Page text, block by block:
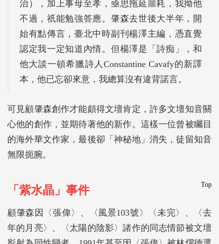
治），加上事母至孝，亟思拖延噩耗，我拗他
不過，祇能勉強答應。肇森去世後大半年，開
始有點傳言，臺北中時副刊楊澤主編，憑直覺
認定我一定知道內情。但楊澤是「詩痴」，和
他大談一頓希臘詩人Constantine Cavafy的新譯
本，他已忘卻來意，我總算沒有違背諾言。
可見顧肇森創作才能頗得文壇肯定，許多文壇知音關
心他的創作，並期待著他的新作。這樣一位曾被矚目
的海外華文作家，最後卻「神秘地」消失，徒留知音
無限扼腕。
Top
「紫水晶」事件
顧肇森因〈張偉〉、〈風景103號〉〈未完〉、〈去
年的月亮〉、〈太陽的陰影〉諸作的同志情節被文壇